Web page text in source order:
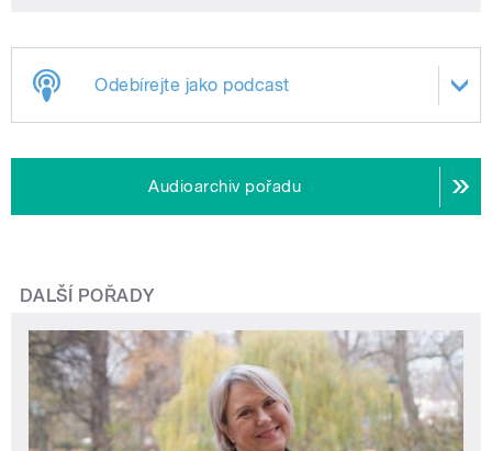
Odebírejte jako podcast
Audioarchiv pořadu
DALŠÍ POŘADY